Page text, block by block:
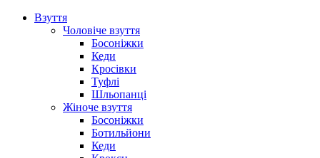
Взуття
Чоловіче взуття
Босоніжки
Кеди
Кросівки
Туфлі
Шльопанці
Жіноче взуття
Босоніжки
Ботильйони
Кеди